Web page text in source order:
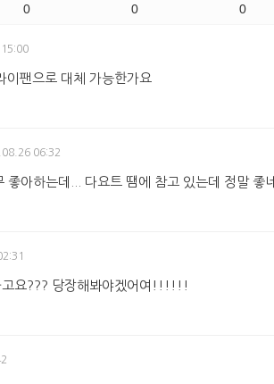
0 0 0
이팬으로 대체 가능한가요
06:32
아하는데... 다요트 땜에 참고 있는데 정말 좋
요??? 당장해봐야겠어여!!!!!!